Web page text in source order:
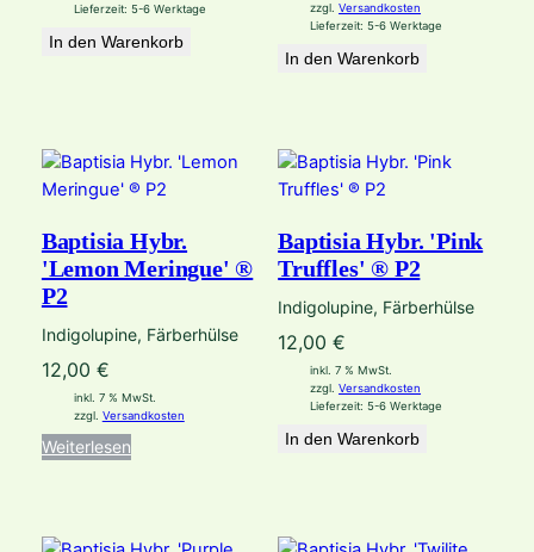
Lieferzeit: 5-6 Werktage
In den Warenkorb
zzgl.Versandkosten
Lieferzeit:5-6 Werktage
In den Warenkorb
Baptisia Hybr.
'Lemon Meringue' ®
P2
Indigolupine, Färberhülse
12,00 €
inkl. 7 % MwSt.
zzgl. Versandkosten
Weiterlesen
Baptisia Hybr. 'Pink
Truffles' ® P2
Indigolupine, Färberhülse
12,00€
inkl. 7 % MwSt.
zzgl.Versandkosten
Lieferzeit:5-6 Werktage
In den Warenkorb